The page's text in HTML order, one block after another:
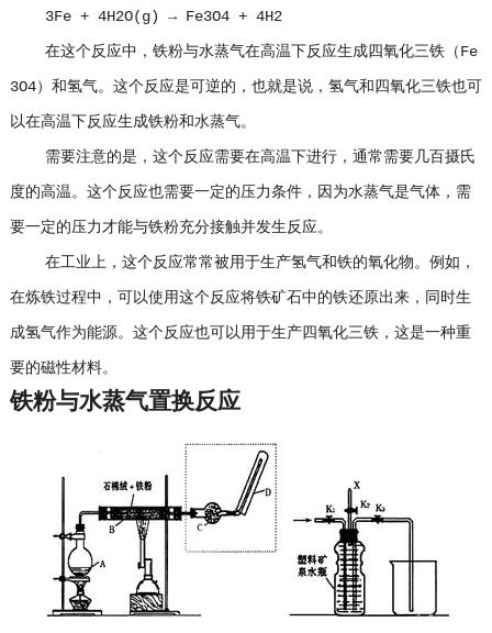
3Fe + 4H2O(g) → Fe3O4 + 4H2
在这个反应中，铁粉与水蒸气在高温下反应生成四氧化三铁（Fe
3O4）和氢气。这个反应是可逆的，也就是说，氢气和四氧化三铁也可
以在高温下反应生成铁粉和水蒸气。
需要注意的是，这个反应需要在高温下进行，通常需要几百摄氏
度的高温。这个反应也需要一定的压力条件，因为水蒸气是气体，需
要一定的压力才能与铁粉充分接触并发生反应。
在工业上，这个反应常常被用于生产氢气和铁的氧化物。例如，
在炼铁过程中，可以使用这个反应将铁矿石中的铁还原出来，同时生
成氢气作为能源。这个反应也可以用于生产四氧化三铁，这是一种重
要的磁性材料。
铁粉与水蒸气置换反应